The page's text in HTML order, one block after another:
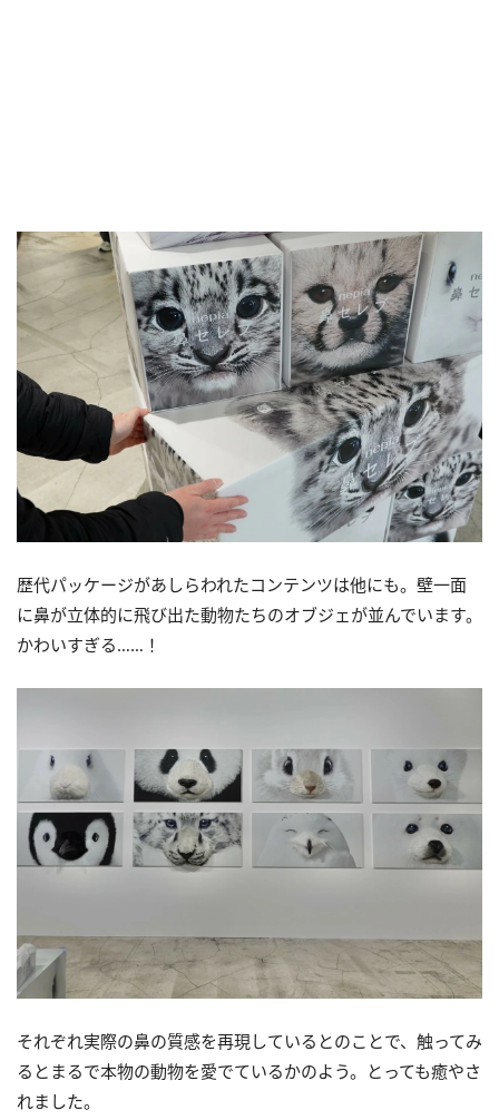
歴代パッケージがあしらわれたコンテンツは他にも。壁一面
に鼻が立体的に飛び出た動物たちのオブジェが並んでいます。
かわいすぎる……！
それぞれ実際の鼻の質感を再現しているとのことで、触ってみ
るとまるで本物の動物を愛でているかのよう。とっても癒やさ
れました。